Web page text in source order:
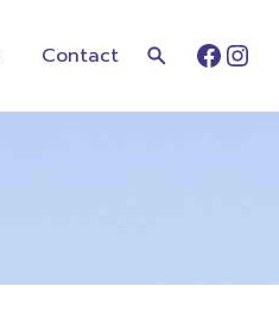
Contact